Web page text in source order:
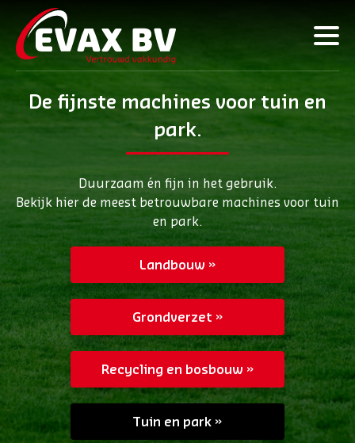
De fijnste machines voor tuin en
park.
Duurzaam én fijn in het gebruik.
Bekijk hier de meest betrouwbare machines voor tuin
en park.
Landbouw
Grondverzet
Recycling en bosbouw
Tuin en park